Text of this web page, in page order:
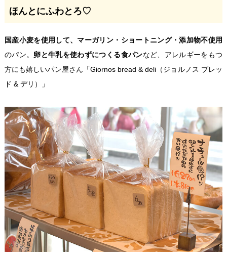
ほんとにふわとろ♡
国産小麦を使用して、マーガリン・ショートニング・添加物不使用
のパン。 卵と牛乳を使わずにつくる食パンなど、アレルギーをもつ
方にも嬉しいパン屋さん「Giornos bread & deli（ジョルノス ブレッ
ド & デリ）」